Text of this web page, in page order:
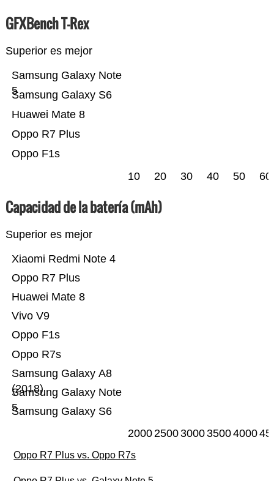
GFXBench T-Rex
Superior es mejor
Oppo F1s
Oppo R7 Plus
Huawei Mate 8
Samsung Galaxy S6
Samsung Galaxy Note
5
10 20 30 40 50 60
Capacidad de la batería (mAh)
Superior es mejor
Samsung Galaxy S6
Samsung Galaxy Note
5
Samsung Galaxy A8
(2018)
Oppo R7s
Oppo F1s
Vivo V9
Huawei Mate 8
Oppo R7 Plus
Xiaomi Redmi Note 4
20002500300035004000
Oppo R7 Plus vs. Oppo R7s